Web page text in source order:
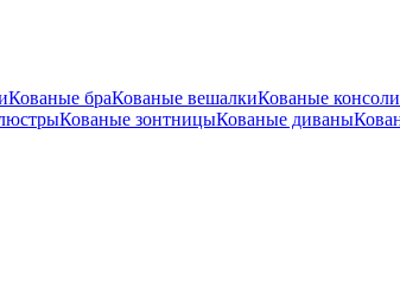
Кованые браКованые вешалкиКованые консоли
Кованые зонтницыКованые диваны